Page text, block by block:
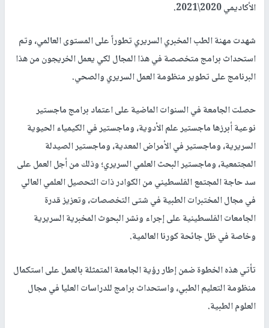
الأكاديمي 2020\2021.
شهدت مهنة الطب المخبري السريري تطوراً على المستوى العالمي، وتم
استحداث برامج متخصصة في هذا المجال لكي يعمل الخريجون من هذا
البرنامج على تطوير منظومة العمل السريري والصحي.
حصلت الجامعة في السنوات الماضية على اعتماد برامج ماجستير
نوعية أبرزها ماجستير علم الأدوية، وماجستير في الكيمياء الحيوية
السريرية، وماجستير في الأمراض المعدية، وماجستير الصيدلة
المجتمعية، وماجستير البحث العلمي السريري؛ وذلك من أجل العمل على
سد حاجة المجتمع الفلسطيني من الكوادر ذات التحصيل العلمي العالي
في مجال المختبرات الطبية في شتى التخصصات، وتعزيز قدرة
الجامعات الفلسطينية على إجراء ونشر البحوث المخبرية السريرية
وخاصة في ظل جائحة كورنا العالمية.
تأتي هذه الخطوة ضمن إطار رؤية الجامعة المتمثلة بالعمل على استكمال
منظومة التعليم الطبي، واستحداث برامج للدراسات العليا في مجال
العلوم الطبية.